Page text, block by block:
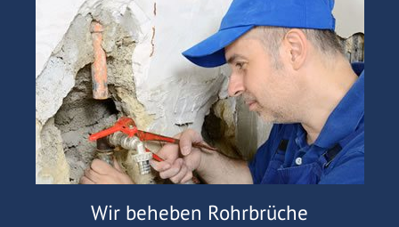
Wir beheben Rohrbrüche